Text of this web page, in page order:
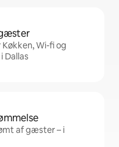
Wi-fi og
Dallas
af gæster – i